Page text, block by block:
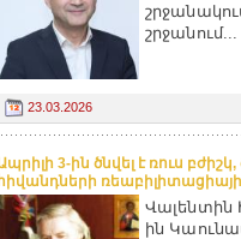
շրջանում...
23.03.2026
3-ին ծնվել է ռուս
հիվանդների
Վալենտին
ին